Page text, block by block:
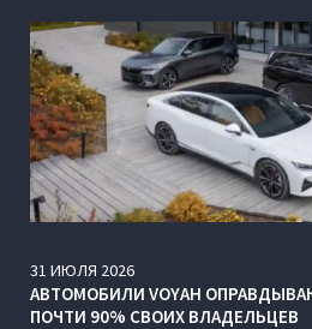
31 ИЮЛЯ 2026
АВТОМОБИЛИ VOYAH
ПОЧТИ 90% СВОИХ ВЛАДЕЛЬЦЕВ